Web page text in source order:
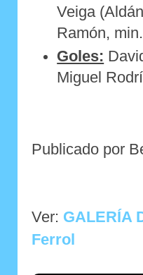
Veiga
Ramón,
Goles:
Miguel
Publicado por
Ver: GALERÍA
Ferrol